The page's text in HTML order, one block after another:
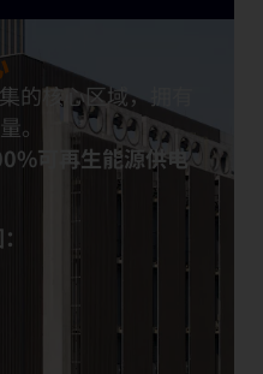
集的核心区域，
。
可再生能源供电